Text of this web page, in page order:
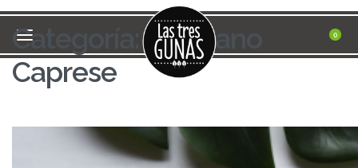
0
Categoría:QueSano
Caprese